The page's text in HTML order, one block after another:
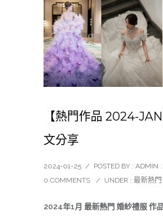
【熱門作品 2024-
文分享
2024-01-25 / POSTED BY : ADMIN
0 COMMENTS
/ UNDER : 最新熱
2024年1月 最新熱門 婚紗禮服 作